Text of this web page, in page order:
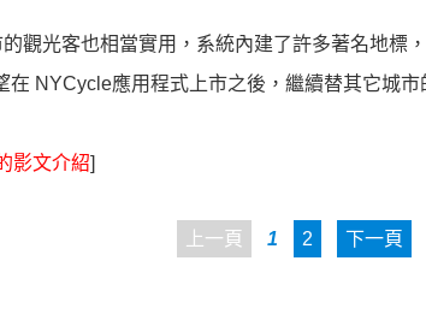
觀光客也相當實用，系統內建了許多著名地標
在 NYCycle應用程式上市之後，繼續替其它城
影文介紹]
上一頁 1 2 下一頁